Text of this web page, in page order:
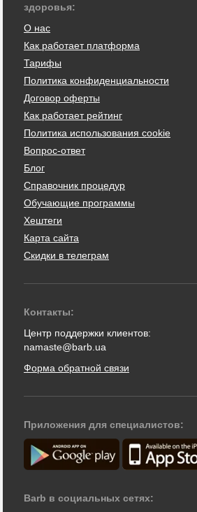
здоровья:
О нас
Как работает платформа
Тарифы
Политика конфиденциальности
Договор оферты
Как работает рейтинг
Политика использования cookie
Вопрос-ответ
Блог
Справочник процедур
Обучающие программы
Хештеги
Карта сайта
Скидки в телеграм
Контакты:
Центр поддержки клиентов:
namaste@barb.ua
Форма обратной связи
Приложения для специалистов:
Barb в социальных сетях: